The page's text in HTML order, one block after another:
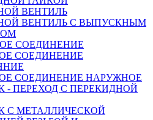
ВЕНТИЛЬ
ВЕНТИЛЬ С ВЫПУСКНЫМ
СОЕДИНЕНИЕ
СОЕДИНЕНИЕ
СОЕДИНЕНИЕ НАРУЖНОЕ
- ПЕРЕХОД С ПЕРЕКИДНОЙ
С МЕТАЛЛИЧЕСКОЙ